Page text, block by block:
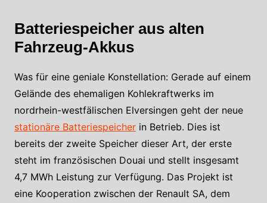
Batteriespeicher aus alten
Fahrzeug-Akkus
Was für eine geniale Konstellation: Gerade auf einem
Gelände des ehemaligen Kohlekraftwerks im
nordrhein-westfälischen Elversingen geht der neue
stationäre Batteriespeicherin Betrieb. Dies ist
bereits der zweite Speicher dieser Art, der erste
steht im französischen Douai und stellt insgesamt
4,7 MWh Leistung zur Verfügung. Das Projekt ist
eine Kooperation zwischen der Renault SA, dem